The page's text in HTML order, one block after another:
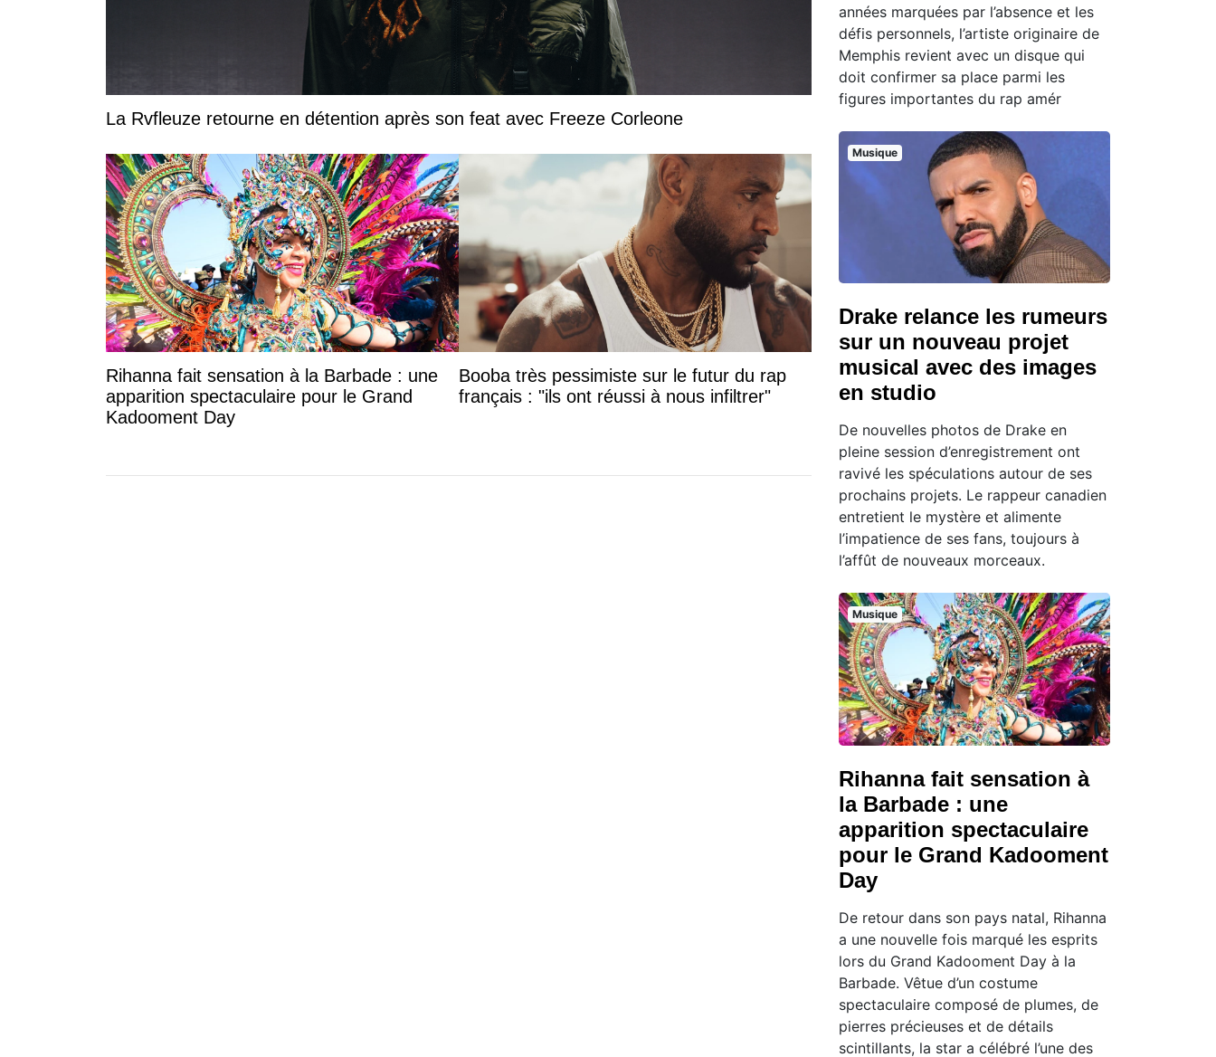
La Rvfleuze retourne en détention après son feat avec Freeze Corleone
Rihanna fait sensation à la Barbade : une
apparition spectaculaire pour le Grand
Kadooment Day
Booba très pessimiste sur le futur du rap
français : "ils ont réussi à nous infiltrer"
années marquées par l’absence et les
défis personnels, l’artiste originaire de
Memphis revient avec un disque qui
doit confirmer sa place parmi les
figures importantes du rap amér
Musique
Drake relance les rumeurs
sur un nouveau projet
musical avec des images
en studio
De nouvelles photos de Drake en
pleine session d’enregistrement ont
ravivé les spéculations autour de ses
prochains projets. Le rappeur canadien
entretient le mystère et alimente
l’impatience de ses fans, toujours à
l’affût de nouveaux morceaux.
Musique
Rihanna fait sensation à
la Barbade : une
apparition spectaculaire
pour le Grand Kadooment
Day
De retour dans son pays natal, Rihanna
a une nouvelle fois marqué les esprits
lors du Grand Kadooment Day à la
Barbade. Vêtue d’un costume
spectaculaire composé de plumes, de
pierres précieuses et de détails
scintillants, la star a célébré l’une des